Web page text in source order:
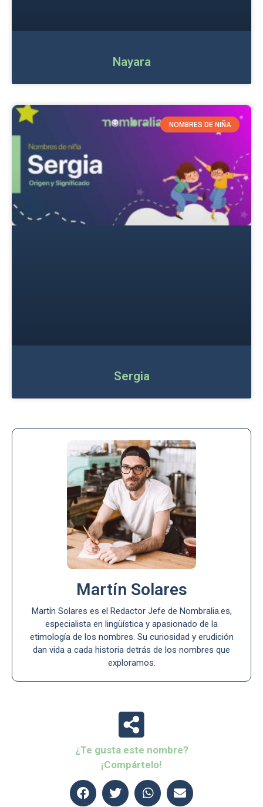
Nayara
NOMBRES DE NIÑA
Sergia
Martín Solares
Martín Solares es el Redactor Jefe de Nombralia.es,
especialista en lingüística y apasionado de la
etimología de los nombres. Su curiosidad y erudición
dan vida a cada historia detrás de los nombres que
exploramos.
¿Te gusta este nombre?
¡Compártelo!